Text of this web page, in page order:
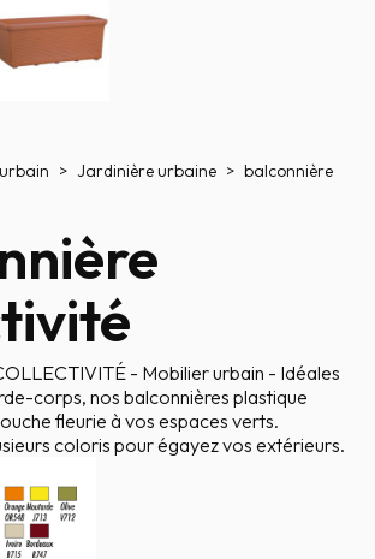
Jardinière urbaine
balconnière
- Mobilier urbain - Idéales
corps, nos balconnières plastique
fleurie à vos espaces verts.
coloris pour égayez vos extérieurs.